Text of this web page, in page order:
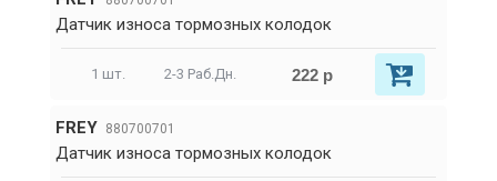
Датчик износа тормозных колодок
1 шт. 2-3 Раб.Дн. 222 р
FREY 880700701
Датчик износа тормозных колодок